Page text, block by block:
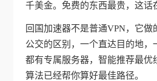
千美金。免费的东西最贵，这话
回国加速器不是普通VPN，它
公交的区别，一个直达目的地，
都有专属服务器，智能推荐最
算法已经帮你算好最佳路径。